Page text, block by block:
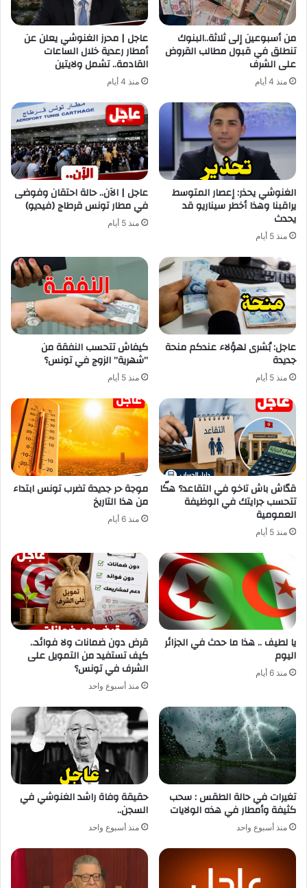
من أسبوعين إلى ثلاثة..البنوك
تنطلق في قبول مطالب القروض
على الشرف
منذ 4 أيام
عاجل | محرز الغنوشي يعلن عن
أمطار رعدية خلال الساعات
القادمة.. تشمل ولايتين
منذ 4 أيام
الغنوشي يحذر: إعصار المتوسط
يراقبنا وهذا أخطر سيناريو قد
يحدث
منذ 5 أيام
عاجل | الآن.. حالة احتقان وفوضى
في مطار تونس قرطاج (فيديو)
منذ 5 أيام
عاجل: بُشرى لهؤلاء عندكم منحة
جديدة
منذ 5 أيام
كيفاش تتحسب النفقة من
”شهرية” الزوج في تونس؟
منذ 5 أيام
قدّاش باش تاخو في التقاعد؟ هكّا
تتحسب جرايتك في الوظيفة
العمومية
منذ 5 أيام
موجة حر جديدة تضرب تونس ابتداء
من هذا التاريخ
منذ 6 أيام
يا لطيف .. هذا ما حدث في الجزائر
اليوم
منذ 6 أيام
قرض دون ضمانات ولا فوائد..
كيف تستفيد من التمويل على
الشرف في تونس؟
منذ أسبوع واحد
تغيرات في حالة الطقس : سحب
كثيفة وأمطار في هذه الولايات
منذ أسبوع واحد
حقيقة وفاة راشد الغنوشي في
السجن..
منذ أسبوع واحد